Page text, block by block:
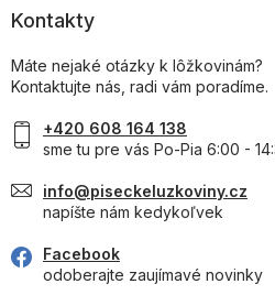
Kontakty
Máte nejaké otázky k lôžkovinám?
Kontaktujte nás, radi vám poradíme.
+420 608 164 138
sme tu pre vás Po-Pia 6:00 -
info@piseckeluzkoviny.cz
napíšte nám kedykoľvek
Facebook
odoberajte zaujímavé novinky